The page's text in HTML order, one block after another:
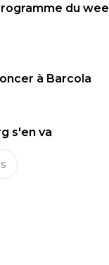
du
à Barcola
s'en va